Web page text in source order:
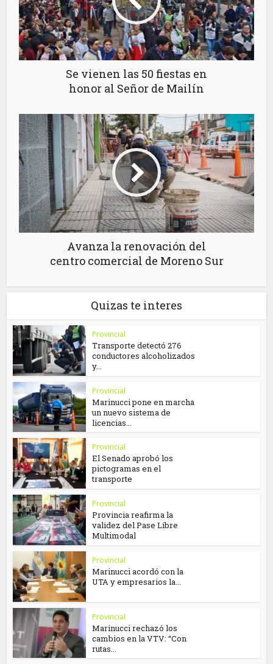
Se vienen las 50 fiestas en
honor al Señor de Mailín
Avanza la renovación del
centro comercial de Moreno Sur
Quizas te interes
Provincial
Transporte detectó 276
conductores alcoholizados
y...
Provincial
Marinucci pone en marcha
un nuevo sistema de
licencias...
Provincial
El Senado aprobó los
pictogramas en el
transporte
Provincial
Provincia reafirma la
validez del Pase Libre
Multimodal
Provincial
Marinucci acordó con la
UTA y empresarios la...
Provincial
Marinucci rechazó los
cambios en la VTV: “Con
rutas...